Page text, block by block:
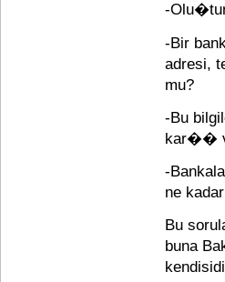
-
-Bir
adresi,
mu?
-Bu
kar��
-
ne
Bu
buna